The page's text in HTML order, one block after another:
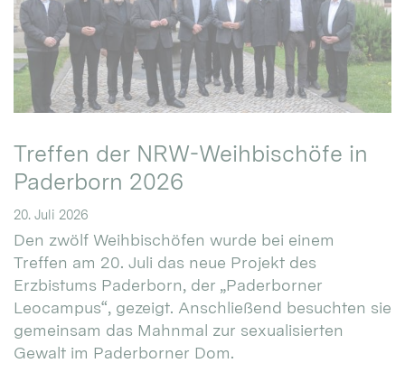
Treffen der NRW-Weihbischöfe in
Paderborn 2026
20. Juli 2026
Den zwölf Weihbischöfen wurde bei einem
Treffen am 20. Juli das neue Projekt des
Erzbistums Paderborn, der „Paderborner
Leocampus“, gezeigt. Anschließend besuchten sie
gemeinsam das Mahnmal zur sexualisierten
Gewalt im Paderborner Dom.